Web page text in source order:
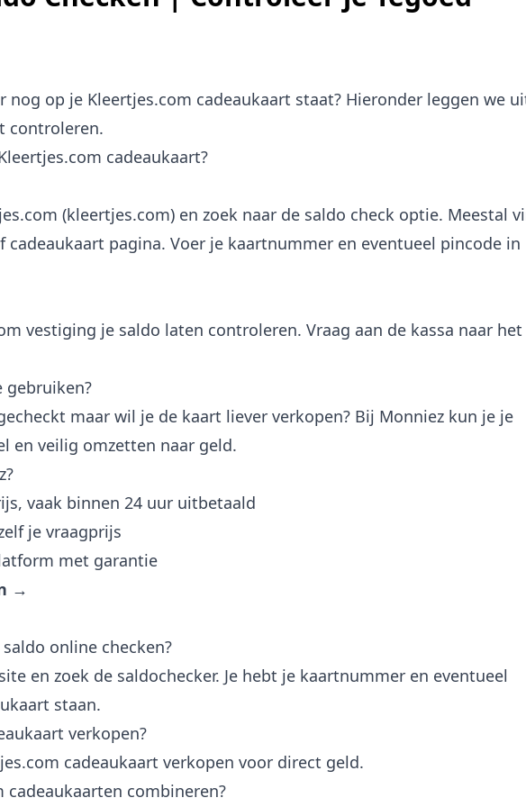
nog op je Kleertjes.com cadeaukaart staat? Hieronder leggen we
controleren.
cadeaukaart?
(kleertjes.com) en zoek naar de saldo check optie. Meestal
cadeaukaart pagina. Voer je kaartnummer en eventueel pincode in
vestiging je saldo laten controleren. Vraag aan de kassa naar het
gebruiken?
maar wil je de kaart liever verkopen? Bij Monniez kun je je
en veilig omzetten naar geld.
vaak binnen 24 uur uitbetaald
je vraagprijs
met garantie
→
online checken?
en zoek de saldochecker. Je hebt je kaartnummer en eventueel
staan.
verkopen?
cadeaukaart verkopen voor direct geld.
cadeaukaarten combineren?